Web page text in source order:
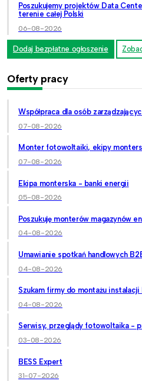
Poszukujemy projektów Data
terenie całej Polski
06-08-2026
Dodaj bezpłatne ogłoszenie
Oferty pracy
Współpraca dla osób
07-08-2026
Monter fotowoltaiki, ekipy
07-08-2026
Ekipa monterska - banki energii
05-08-2026
Poszukuję monterów magazynów
04-08-2026
Umawianie spotkań handlowych
04-08-2026
Szukam firmy do montażu
04-08-2026
Serwisy, przeglądy fotowoltaika -
03-08-2026
BESS Expert
31-07-2026